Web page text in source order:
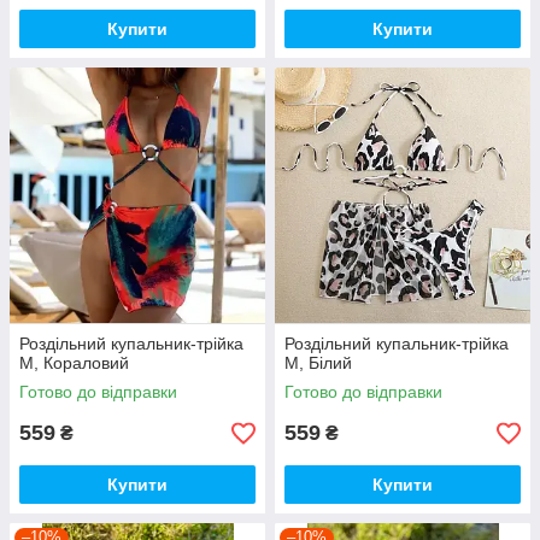
Купити Купити
Роздільний купальник-трійка
M, Кораловий
Готово до відправки
559 ₴
Купити
Роздільний купальник-трійка
M, Білий
Готово до відправки
559 ₴
Купити